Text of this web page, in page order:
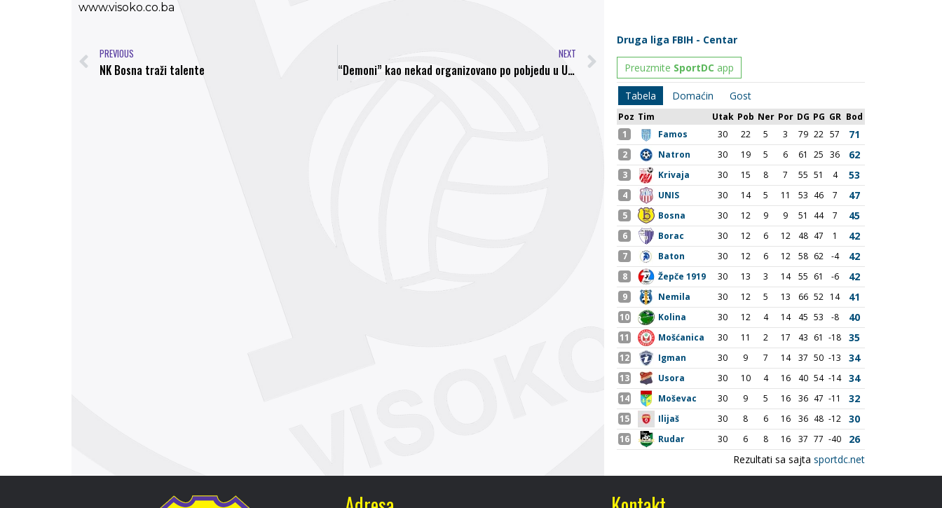
www.visoko.co.ba
PREVIOUS
NK Bosna traži talente
NEXT
“Demoni” kao nekad organizovano po pobjedu u Usoru i povratak u Prvu Ligu Federacije